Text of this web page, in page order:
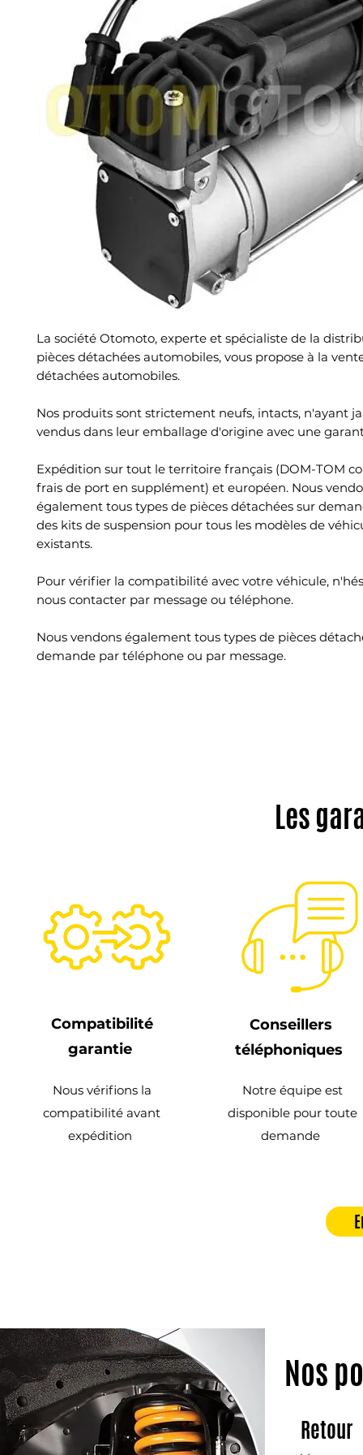
La société Otomoto, experte et spécialiste de la
pièces détachées automobiles, vous propose à la
détachées automobiles.
Nos produits sont strictement neufs, intacts, n'ayant
vendus dans leur emballage d'origine avec une
Expédition sur tout le territoire français (DOM-TOM
frais de port en supplément) et européen. Nous
également tous types de pièces détachées sur
des kits de suspension pour tous les modèles de
existants.
Pour vérifier la compatibilité avec votre véhicule,
nous contacter par message ou téléphone.
Nous vendons également tous types de pièces
demande par téléphone ou par message.
Les
Compatibilité
garantie
Nous vérifions la
compatibilité avant
expédition
Conseillers
téléphoniques
Notre équipe est
disponible pour toute
demande
Nos
Retour